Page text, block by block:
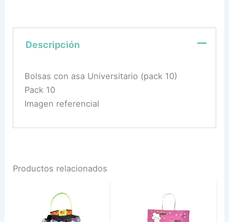
Descripción
Bolsas con asa Universitario (pack 10)
Pack 10
Imagen referencial
Productos relacionados